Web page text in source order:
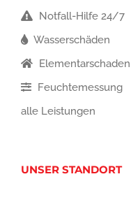
Notfall-Hilfe 24/7
Wasserschäden
Elementarschaden
Feuchtemessung
alle Leistungen
UNSER STANDORT